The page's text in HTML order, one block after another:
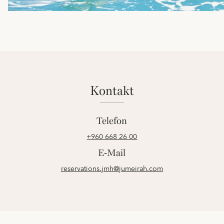
kontakt
Telefon
+960 668 26 00
E-Mail
reservations.jmh@jumeirah.com